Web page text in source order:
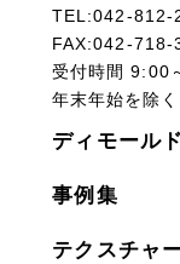
TEL:042-812-
FAX:042-718-
受付時間 9:00
年末年始を除く
ディモール
事例集
テクスチャ